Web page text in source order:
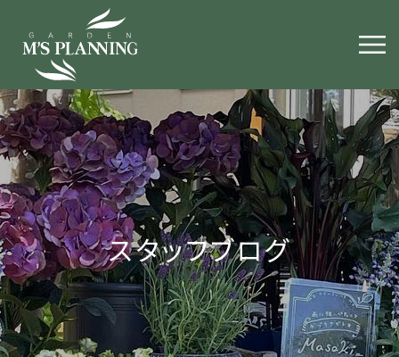
スタッフブログ